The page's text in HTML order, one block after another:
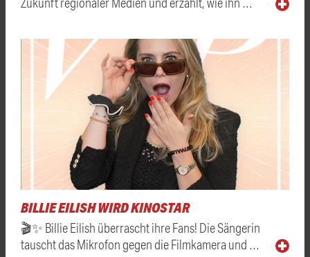
BILLIE EILISH WIRD KINOSTAR
🎬✨ Billie Eilish überrascht ihre Fans! Die Sängerin
tauscht das Mikrofon gegen die Filmkamera und …